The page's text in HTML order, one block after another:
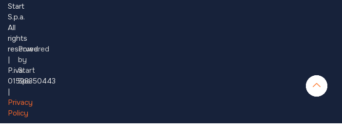
Start
S.p.a.
All
rights
reserved.
|
P.iva:
01598350443
|
Privacy
Policy
–
Powered
by
Start
Spa